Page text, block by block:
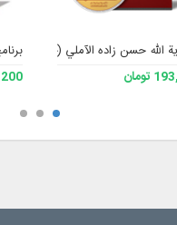
الله حسن زاده الآملي (حفظه الله)
تومان